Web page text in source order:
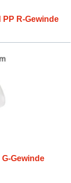
R-Gewinde
Gewinde